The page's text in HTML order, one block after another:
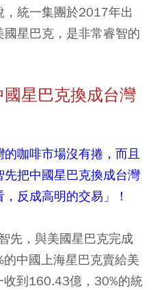
，統一集團於2017年出
星巴克，是非常睿智的
星巴克換成台灣
的咖啡市場沒有捲，而且
把中國星巴克換成台灣
反成高明的交易」！
先，與美國星巴克完成
中國上海星巴克賣給美
收到160.43億，30%的統